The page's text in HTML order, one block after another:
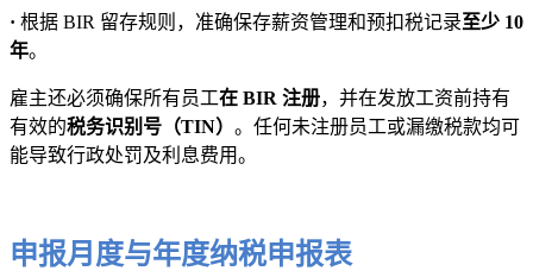
· 根据 BIR 留存规则，准确保存薪资管理和预扣税记录至少 10
年。
雇主还必须确保所有员工在 BIR 注册，并在发放工资前持有
有效的税务识别号（TIN） 。任何未注册员工或漏缴税款均可
能导致行政处罚及利息费用。
申报月度与年度纳税申报表